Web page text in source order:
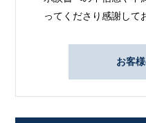
ってくださり感謝して
お客